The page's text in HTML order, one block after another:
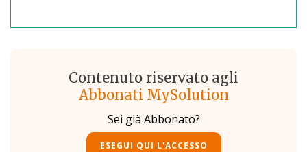
Contenuto riservato agli
Abbonati MySolution
Sei già Abbonato?
ESEGUI QUI L'ACCESSO